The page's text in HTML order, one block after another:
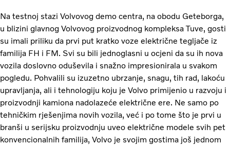
Na testnoj stazi Volvovog demo centra, na obodu Geteborga,
u blizini glavnog Volvovog proizvodnog kompleksa Tuve, gosti
su imali priliku da prvi put kratko voze električne tegljače iz
familija FH i FM. Svi su bili jednoglasni u ocjeni da su ih nova
vozila doslovno oduševila i snažno impresionirala u svakom
pogledu. Pohvalili su izuzetno ubrzanje, snagu, tih rad, lakoću
upravljanja, ali i tehnologiju koju je Volvo primijenio u razvoju i
proizvodnji kamiona nadolazeće električne ere. Ne samo po
tehničkim rješenjima novih vozila, već i po tome što je prvi u
branši u serijsku proizvodnju uveo električne modele svih pet
konvencionalnih familija, Volvo je svojim gostima još jednom